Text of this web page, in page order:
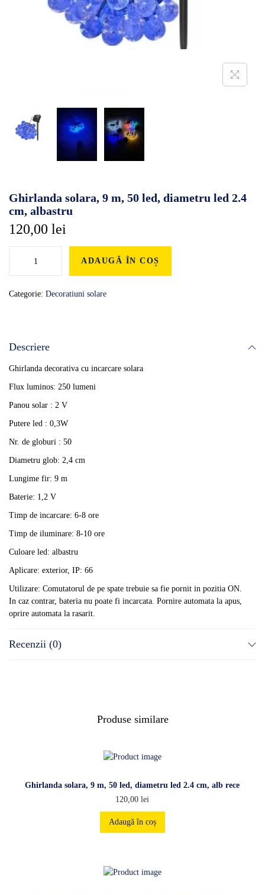
Ghirlanda solara, 9 m, 50 led, diametru led 2.4
cm, albastru
120,00 lei
ADAUGĂ ÎN COȘ
Categorie: Decoratiuni solare
Descriere
Ghirlanda decorativa cu incarcare solara
Flux luminos: 250 lumeni
Panou solar : 2 V
Putere led : 0,3W
Nr. de globuri : 50
Diametru glob: 2,4 cm
Lungime fir: 9 m
Baterie: 1,2 V
Timp de incarcare: 6-8 ore
Timp de iluminare: 8-10 ore
Culoare led: albastru
Aplicare: exterior, IP: 66
Utilizare: Comutatorul de pe spate trebuie sa fie pornit in pozitia ON.
In caz contrar, bateria nu poate fi incarcata. Pornire automata la apus,
oprire automata la rasarit.
Recenzii (0)
Produse similare
Ghirlanda solara, 9 m, 50 led, diametru led 2.4 cm, alb rece
120,00lei
Adaugă în coș